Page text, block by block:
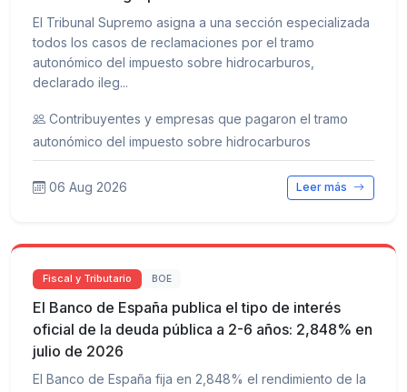
El Tribunal Supremo asigna a una sección especializada
todos los casos de reclamaciones por el tramo
autonómico del impuesto sobre hidrocarburos,
declarado ileg...
Contribuyentes y empresas que pagaron el tramo
autonómico del impuesto sobre hidrocarburos
06 Aug 2026 Leer más
Fiscal y Tributario BOE
El Banco de España publica el tipo de interés
oficial de la deuda pública a 2-6 años: 2,848% en
julio de 2026
El Banco de España fija en 2,848% el rendimiento de la